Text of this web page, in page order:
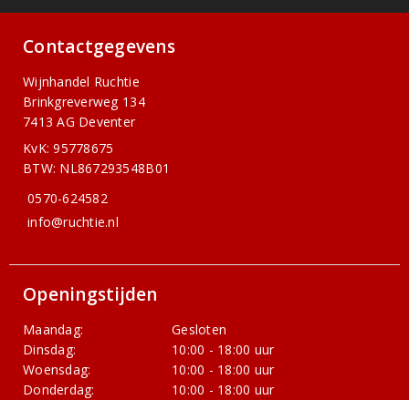
Contactgegevens
Wijnhandel Ruchtie
Brinkgreverweg 134
7413 AG Deventer
KvK: 95778675
BTW: NL867293548B01
0570-624582
info@ruchtie.nl
Openingstijden
Maandag:
Gesloten
Dinsdag:
10:00 - 18:00 uur
Woensdag:
10:00 - 18:00 uur
Donderdag:
10:00 - 18:00 uur